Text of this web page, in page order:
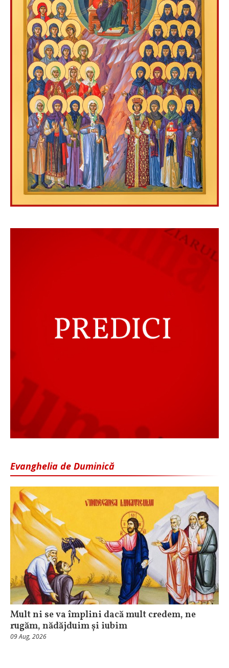
Evanghelia de Duminică
Mult ni se va împlini dacă mult credem, ne
rugăm, nădăjduim și iubim
09 Aug, 2026